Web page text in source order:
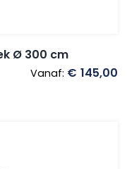
Ø 300 cm
Vanaf: € 145,00